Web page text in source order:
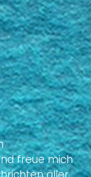
freue mich